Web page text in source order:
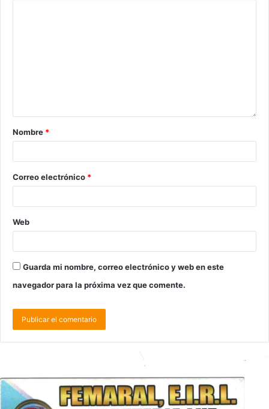
Nombre *
Correo electrónico *
Web
Guarda mi nombre, correo electrónico y web en este
navegador para la próxima vez que comente.